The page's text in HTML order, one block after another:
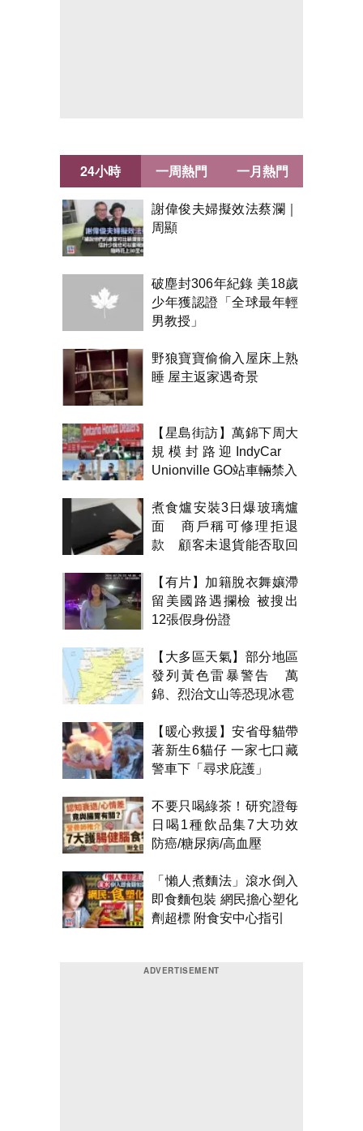
24小時
謝偉俊夫婦擬效法蔡瀾｜
周顯
破塵封306年紀錄 美18歲
少年獲認證「全球最年輕
男教授」
野狼寶寶偷偷入屋床上熟
睡 屋主返家遇奇景
【星島街訪】萬錦下周大
規模封路迎IndyCar
Unionville GO站車輛禁入
煮食爐安裝3日爆玻璃爐
面 商戶稱可修理拒退
款 顧客未退貨能否取回
【有片】加籍脫衣舞孃滯
留美國路遇攔檢 被搜出
12張假身份證
【大多區天氣】部分地區
發列黃色雷暴警告 萬
錦、烈治文山等恐現冰雹
【暖心救援】安省母貓帶
著新生6貓仔 一家七口藏
警車下「尋求庇護」
不要只喝綠茶！研究證每
日喝1種飲品集7大功效
防癌/糖尿病/高血壓
「懶人煮麵法」滾水倒入
即食麵包裝 網民擔心塑化
劑超標 附食安中心指引
一周熱門 一月熱門